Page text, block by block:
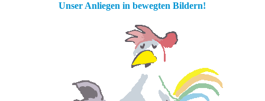
Unser Anliegen in bewegten Bildern!